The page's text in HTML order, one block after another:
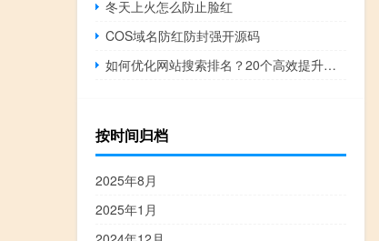
冬天上火怎么防止脸红
COS域名防红防封强开源码
如何优化网站搜索排名？20个高效提升网站搜索排名的SEO策略
按时间归档
2025年8月
2025年1月